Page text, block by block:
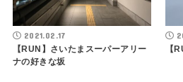
2021.02.17
【RUN】さいたまスーパーアリー
ナの好きな坂
【